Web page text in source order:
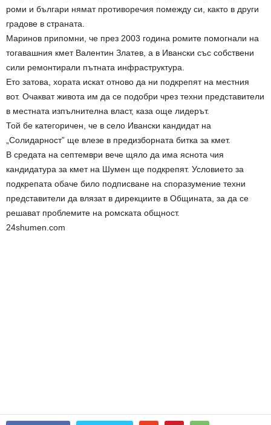
роми и българи нямат противоречия помежду си, както в други
градове в страната.
Маринов припомни, че през 2003 година ромите помогнали на
тогавашния кмет Валентин Златев, а в Ивански със собствени
сили ремонтирали пътната инфраструктура.
Ето затова, хората искат отново да ни подкрепят на местния
вот. Очакват живота им да се подобри чрез техни представители
в местната изпълнителна власт, каза още лидерът.
Той бе категоричен, че в село Ивански кандидат на
„Солидарност” ще влезе в предизборната битка за кмет.
В средата на септември вече щяло да има яснота чия
кандидатура за кмет на Шумен ще подкрепят. Условието за
подкрепата обаче било подписване на споразумение техни
представители да влязат в дирекциите в Общината, за да се
решават проблемите на ромската общност.
24shumen.com